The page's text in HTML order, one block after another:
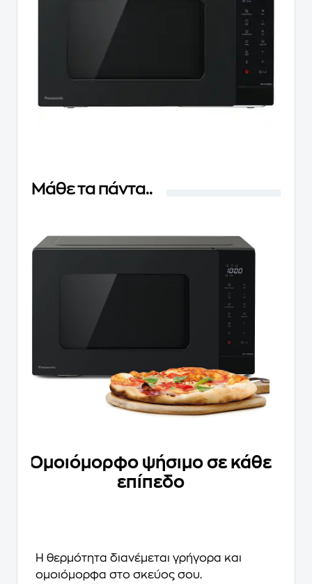
Μάθε τα πάντα..
Ομοιόμορφο ψήσιμο σε κάθε
επίπεδο
Η θερμότητα διανέμεται γρήγορα και
ομοιόμορφα στο σκεύος σου.